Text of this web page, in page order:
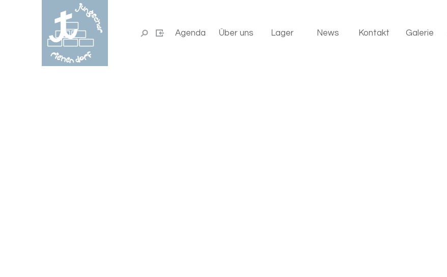
Agenda Über uns Lager News Kontakt Galerie